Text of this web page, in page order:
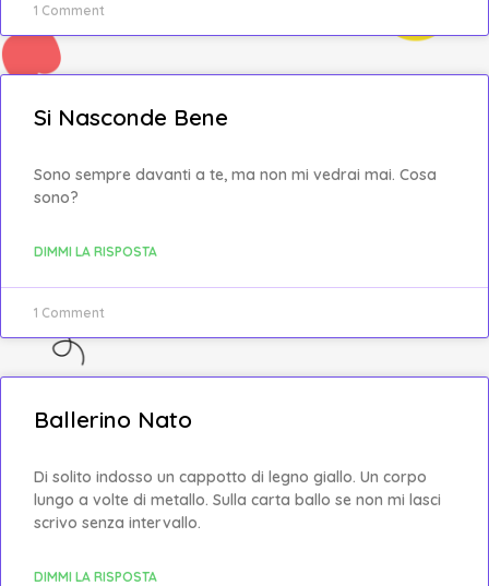
1 Comment
Si Nasconde Bene
Sono sempre davanti a te, ma non mi vedrai mai. Cosa
sono?
DIMMI LA RISPOSTA
1 Comment
Ballerino Nato
Di solito indosso un cappotto di legno giallo. Un corpo
lungo a volte di metallo. Sulla carta ballo se non mi lasci
scrivo senza intervallo.
DIMMI LA RISPOSTA